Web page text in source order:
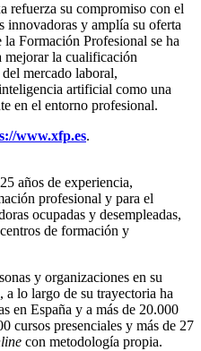
refuerza su compromiso con el
innovadoras y amplía su oferta
Formación Profesional se ha
mejorar la cualificación
mercado laboral,
artificial como una
en el entorno profesional.
www.xfp.es.
años de experiencia,
profesional y para el
ocupadas y desempleadas,
de formación y
y organizaciones en su
lo largo de su trayectoria ha
en España y a más de 20.000
cursos presenciales y más de 27
con metodología propia.